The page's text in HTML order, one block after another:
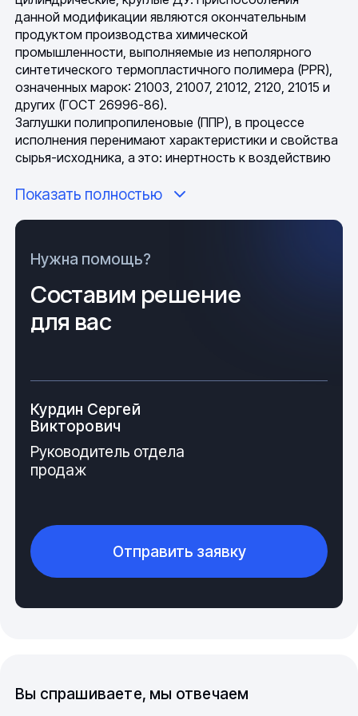
данной модификации являются окончательным
продуктом производства химической
промышленности, выполняемые из неполярного
синтетического термопластичного полимера (PPR),
означенных марок: 21003, 21007, 21012, 2120, 21015 и
других (ГОСТ 26996-86).
Заглушки полипропиленовые (ППР), в процессе
исполнения перенимают характеристики и свойства
сырья-исходника, а это: инертность к воздействию
устойчивость к физическим и термальным нагрузкам,
свойства, стойкость перед температурными
параметров, погодные и климатические условия
их физико-химическое состояние.
Заглушка из полипропилена,
производство продукта
ГОСТ 32415-2013, 32414-2013 и 26996-86. Визуально
Показать полностью
Нужна помощь?
Составим решение
для вас
Курдин Сергей
Викторович
Руководитель отдела
продаж
Отправить заявку
Вы спрашиваете, мы отвечаем